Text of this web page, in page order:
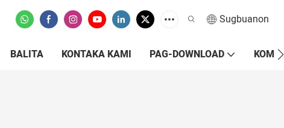
Sugbuanon
BALITA KONTAKA KAMI PAG-DOWNLOAD